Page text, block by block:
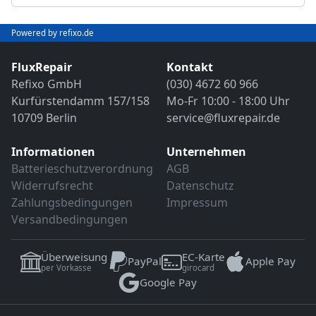
Sollten weitere Defekte festgestellt werden,
erfolgt eine Reparatur ausschließlich nach
vorheriger Rücksprache.
Bild- und Funktionstest
VDE-Sicherheitsprüfung
Sollten weitere Defekte festgestellt werden,
erfolgt eine Reparatur ausschließlich nach
vorheriger Rücksprache.
Powered by refixo.de
FluxRepair
Refixo GmbH
Kurfürstendamm 157/158
10709 Berlin
Kontakt
(030) 4672 60 966
Mo-Fr 10:00 - 18:00 Uhr
service@fluxrepair.de
Informationen
Batterieschutzverordnung
Widerrufsrecht
Zahlungsbedingungen
Versandbedingungen
Unternehmen
AGB
Datenschutz
Impressum
Überweisung
per Vorkasse PayPal EC-Karte
girocard
Apple Pay
Google Pay